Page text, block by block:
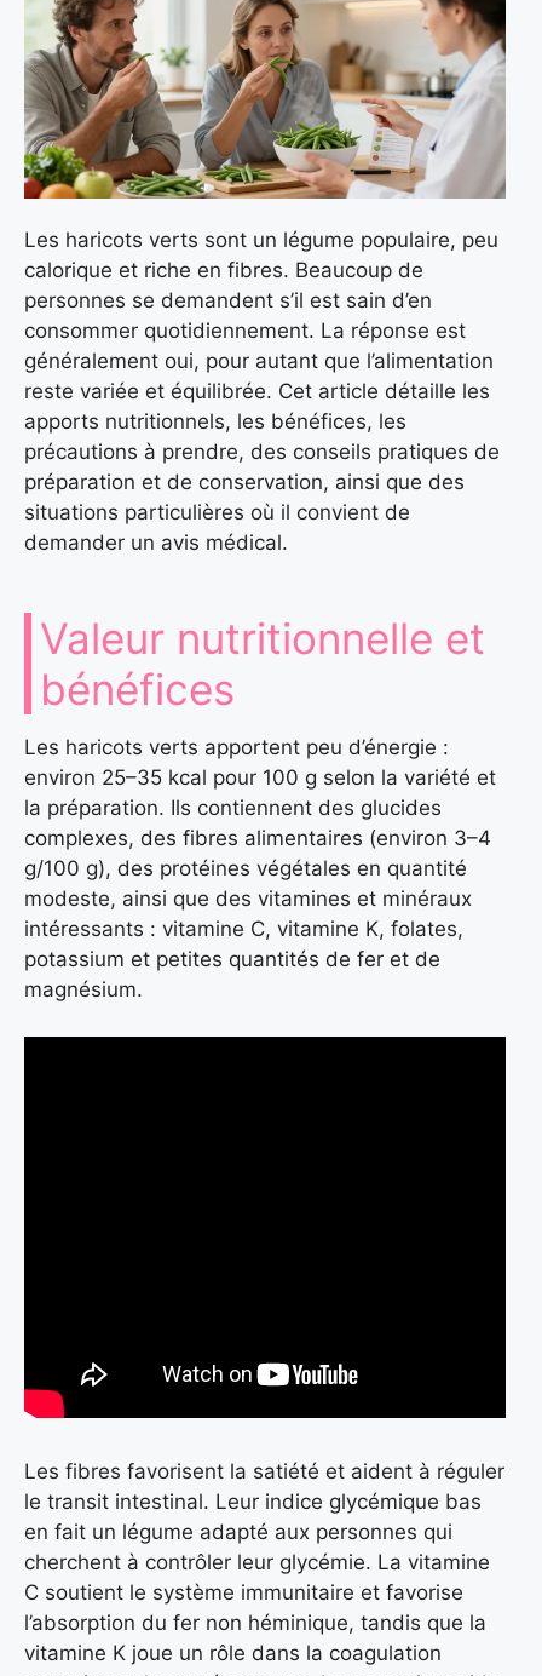
Les haricots verts sont un légume populaire, peu
calorique et riche en fibres. Beaucoup de
personnes se demandent s’il est sain d’en
consommer quotidiennement. La réponse est
généralement oui, pour autant que l’alimentation
reste variée et équilibrée. Cet article détaille les
apports nutritionnels, les bénéfices, les
précautions à prendre, des conseils pratiques de
préparation et de conservation, ainsi que des
situations particulières où il convient de
demander un avis médical.
Valeur nutritionnelle et
bénéfices
Les haricots verts apportent peu d’énergie :
environ 25–35 kcal pour 100 g selon la variété et
la préparation. Ils contiennent des glucides
complexes, des fibres alimentaires (environ 3–4
g/100 g), des protéines végétales en quantité
modeste, ainsi que des vitamines et minéraux
intéressants : vitamine C, vitamine K, folates,
potassium et petites quantités de fer et de
magnésium.
Les fibres favorisent la satiété et aident à réguler
le transit intestinal. Leur indice glycémique bas
en fait un légume adapté aux personnes qui
cherchent à contrôler leur glycémie. La vitamine
C soutient le système immunitaire et favorise
l’absorption du fer non héminique, tandis que la
vitamine K joue un rôle dans la coagulation